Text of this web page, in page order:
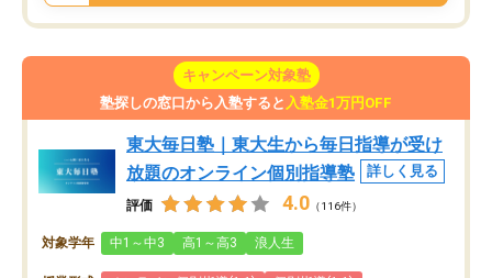
キャンペーン対象塾
塾探しの窓口から入塾すると 入塾金1万円OFF
東大毎日塾｜東大生から毎日指導が受け
放題のオンライン個別指導塾
詳しく見る
評価 4.0 （116件）
対象学年 中1～中3 高1～高3 浪人生